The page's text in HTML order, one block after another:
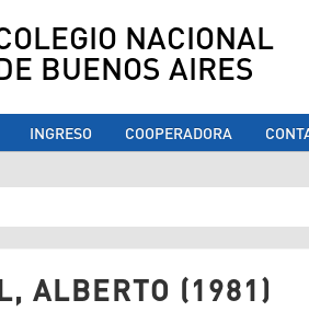
NACIONAL
BUENOS AIRES
INGRESO COOPERADORA
usted aquí
ALBERTO (1981)